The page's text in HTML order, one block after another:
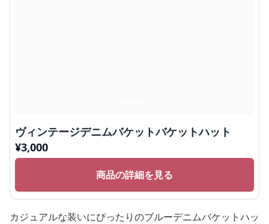
ヴィンテージデニムバケットバケットハット
¥3,000
商品の詳細を見る
カジュアルな装いにぴったりのブルーデニムバケットハッ